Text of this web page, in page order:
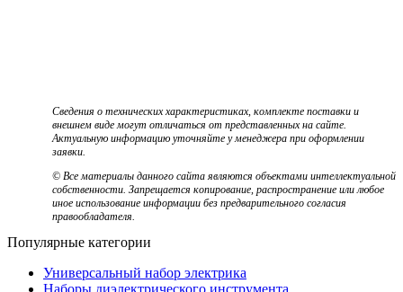
Сведения о технических характеристиках, комплекте поставки и
внешнем виде могут отличаться от представленных на сайте.
Актуальную информацию уточняйте у менеджера при оформлении
заявки.
© Все материалы данного сайта являются объектами интеллектуальной
собственности. Запрещается копирование, распространение или любое
иное использование информации без предварительного согласия
правообладателя.
Популярные категории
Универсальный набор электрика